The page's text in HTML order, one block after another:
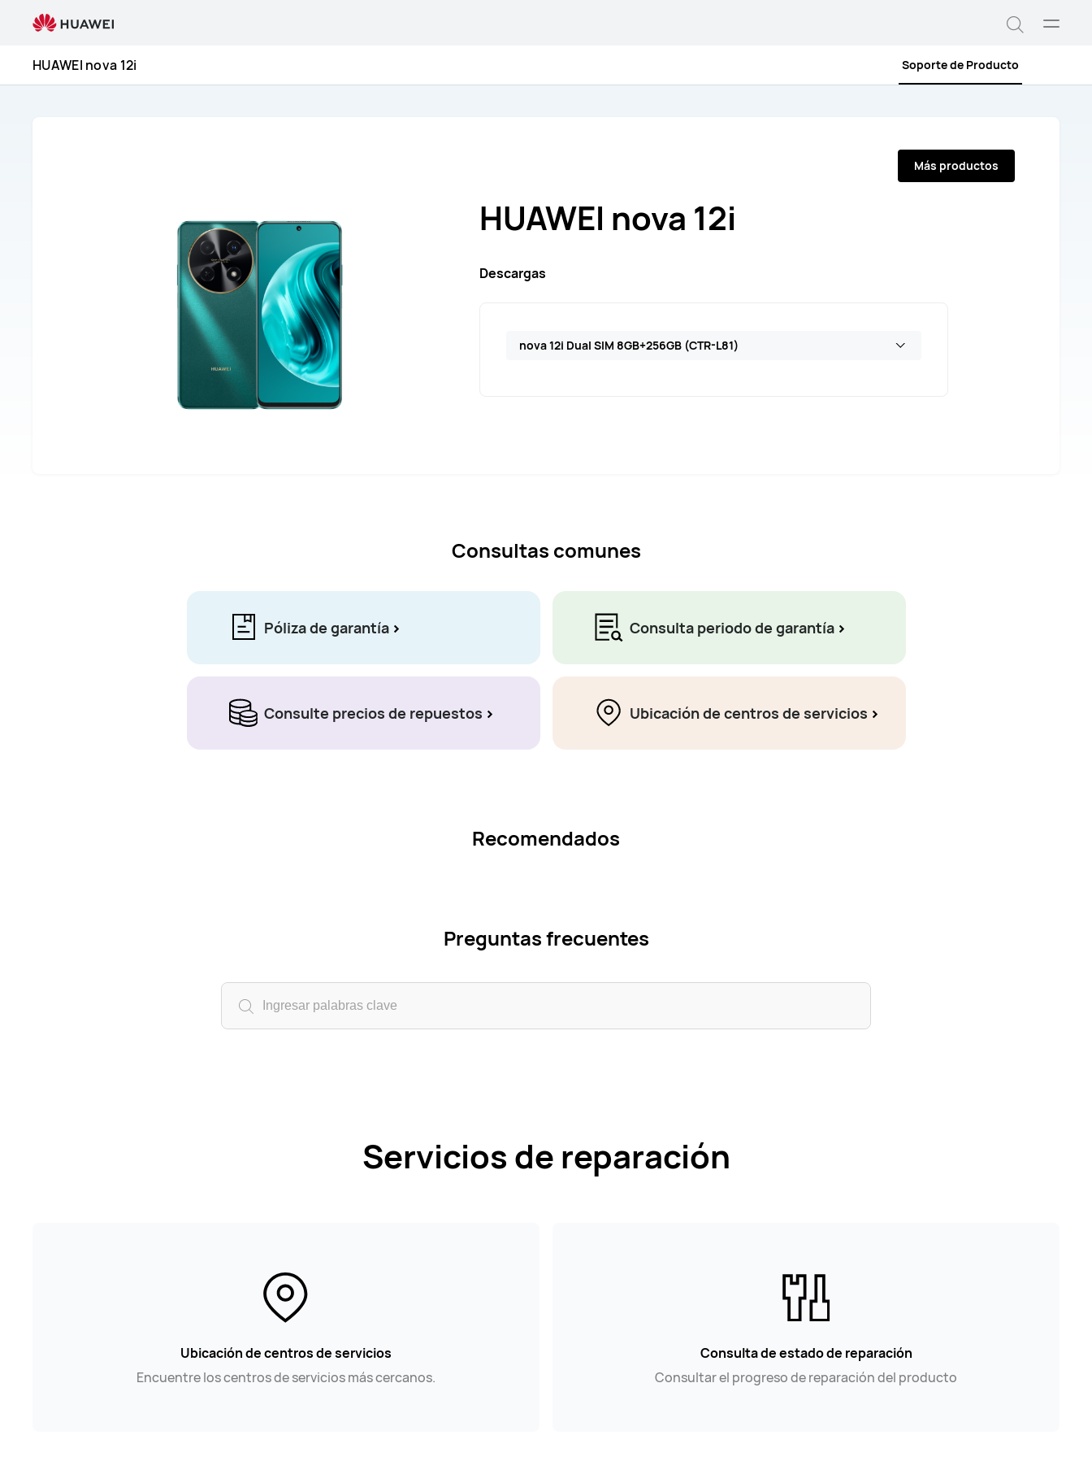
Servicio
HUAWEI
Abrir
HUAWEI nova 12i
Soporte de Producto
HUAWEI nova 12i
Descargas
nova 12i Dual SIM 8GB+256GB (CTR-L81)
Más productos
Consultas comunes
Póliza de garantía Consulta periodo de garantía
Consulte precios de repuestos Ubicación de centros de servicios
Recomendados
Preguntas frecuentes
Servicios de reparación
Ubicación de centros de servicios
Encuentre los centros de servicios más cercanos.
Consulta de estado de reparación
Consultar el progreso de reparación del producto